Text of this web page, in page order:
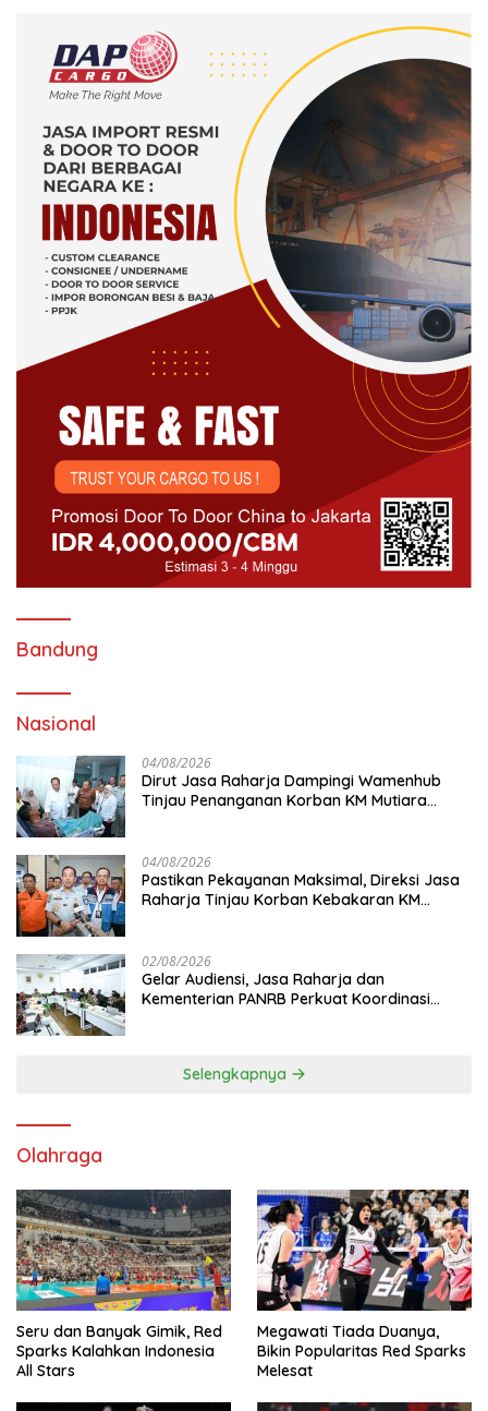
Bandung
Nasional
04/08/2026
Dirut Jasa Raharja Dampingi Wamenhub
Tinjau Penanganan Korban KM Mutiara
04/08/2026
Pastikan Pekayanan Maksimal, Direksi Jasa
Raharja Tinjau Korban Kebakaran KM
02/08/2026
Gelar Audiensi, Jasa Raharja dan
Kementerian PANRB Perkuat Koordinasi
Selengkapnya
Olahraga
Seru dan Banyak Gimik, Red
Sparks Kalahkan Indonesia
All Stars
Megawati Tiada Duanya,
Bikin Popularitas Red Sparks
Melesat